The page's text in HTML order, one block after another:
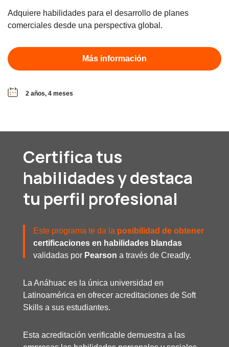
Adquiere habilidades para el desarrollo de planes
comerciales desde una perspectiva global.
Más información
2 años, 4 meses
Certifica tus
habilidades y destaca
tu perfil profesional
Este programa te da la posibilidad de obtener
certificaciones en habilidades blandas
validadas por Pearson a través de Creadly.
La Anáhuac es la única universidad en
Latinoamérica en ofrecer acreditaciones de Soft
Skills a sus estudiantes.
Esta acreditación verificable demuestra a las